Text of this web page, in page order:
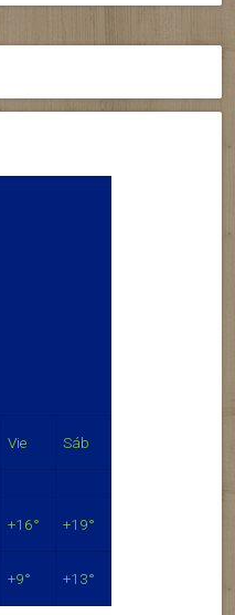
Vie Sáb
+16° +19°
+9° +13°